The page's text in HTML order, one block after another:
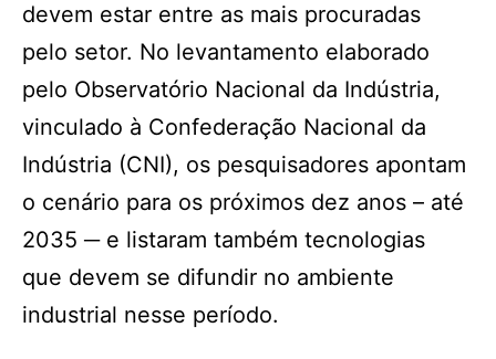
devem estar entre as mais procuradas
pelo setor. No levantamento elaborado
pelo Observatório Nacional da Indústria,
vinculado à Confederação Nacional da
Indústria (CNI), os pesquisadores apontam
o cenário para os próximos dez anos – até
2035 ─ e listaram também tecnologias
que devem se difundir no ambiente
industrial nesse período.